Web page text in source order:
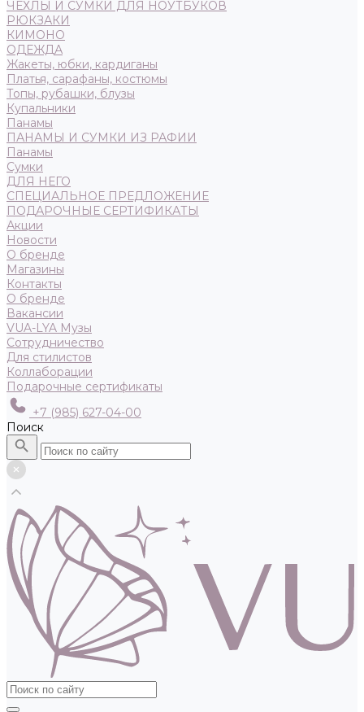
ЧЕХЛЫ И СУМКИ ДЛЯ НОУТБУКОВ
РЮКЗАКИ
КИМОНО
ОДЕЖДА
Жакеты, юбки, кардиганы
Платья, сарафаны, костюмы
Топы, рубашки, блузы
Купальники
Панамы
ПАНАМЫ И СУМКИ ИЗ РАФИИ
Панамы
Сумки
ДЛЯ НЕГО
СПЕЦИАЛЬНОЕ ПРЕДЛОЖЕНИЕ
ПОДАРОЧНЫЕ СЕРТИФИКАТЫ
Акции
Новости
О бренде
Магазины
Контакты
О бренде
Вакансии
VUA-LYA Музы
Сотрудничество
Для стилистов
Коллаборации
Подарочные сертификаты
+7 (985) 627-04-00
Поиск